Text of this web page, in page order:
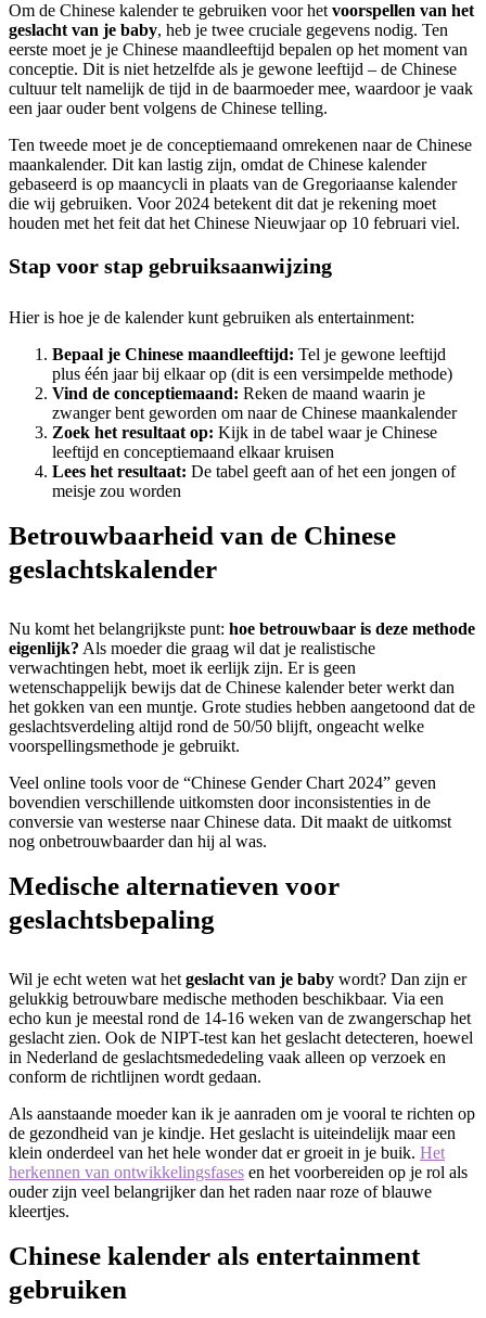
Om de Chinese kalender te gebruiken voor het voorspellen van het
geslacht van je baby, heb je twee cruciale gegevens nodig. Ten
eerste moet je je Chinese maandleeftijd bepalen op het moment van
conceptie. Dit is niet hetzelfde als je gewone leeftijd – de Chinese
cultuur telt namelijk de tijd in de baarmoeder mee, waardoor je vaak
een jaar ouder bent volgens de Chinese telling.
Ten tweede moet je de conceptiemaand omrekenen naar de Chinese
maankalender. Dit kan lastig zijn, omdat de Chinese kalender
gebaseerd is op maancycli in plaats van de Gregoriaanse kalender
die wij gebruiken. Voor 2024 betekent dit dat je rekening moet
houden met het feit dat het Chinese Nieuwjaar op 10 februari viel.
Stap voor stap gebruiksaanwijzing
Hier is hoe je de kalender kunt gebruiken als entertainment:
Bepaal je Chinese maandleeftijd: Tel je gewone leeftijd
plus één jaar bij elkaar op (dit is een versimpelde methode)
Vind de conceptiemaand: Reken de maand waarin je
zwanger bent geworden om naar de Chinese maankalender
Zoek het resultaat op: Kijk in de tabel waar je Chinese
leeftijd en conceptiemaand elkaar kruisen
Lees het resultaat: De tabel geeft aan of het een jongen of
meisje zou worden
Betrouwbaarheid van de Chinese
geslachtskalender
Nu komt het belangrijkste punt: hoe betrouwbaar is deze methode
eigenlijk? Als moeder die graag wil dat je realistische
verwachtingen hebt, moet ik eerlijk zijn. Er is geen
wetenschappelijk bewijs dat de Chinese kalender beter werkt dan
het gokken van een muntje. Grote studies hebben aangetoond dat de
geslachtsverdeling altijd rond de 50/50 blijft, ongeacht welke
voorspellingsmethode je gebruikt.
Veel online tools voor de “Chinese Gender Chart 2024” geven
bovendien verschillende uitkomsten door inconsistenties in de
conversie van westerse naar Chinese data. Dit maakt de uitkomst
nog onbetrouwbaarder dan hij al was.
Medische alternatieven voor
geslachtsbepaling
Wil je echt weten wat het geslacht van je baby wordt? Dan zijn er
gelukkig betrouwbare medische methoden beschikbaar. Via een
echo kun je meestal rond de 14-16 weken van de zwangerschap het
geslacht zien. Ook de NIPT-test kan het geslacht detecteren, hoewel
in Nederland de geslachtsmededeling vaak alleen op verzoek en
conform de richtlijnen wordt gedaan.
Als aanstaande moeder kan ik je aanraden om je vooral te richten op
de gezondheid van je kindje. Het geslacht is uiteindelijk maar een
klein onderdeel van het hele wonder dat er groeit in je buik. Het
herkennen van ontwikkelingsfases en het voorbereiden op je rol als
ouder zijn veel belangrijker dan het raden naar roze of blauwe
kleertjes.
Chinese kalender als entertainment
gebruiken